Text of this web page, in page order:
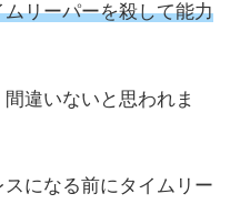
ムリーパーを殺して能力
違いないと思われま
になる前にタイムリー